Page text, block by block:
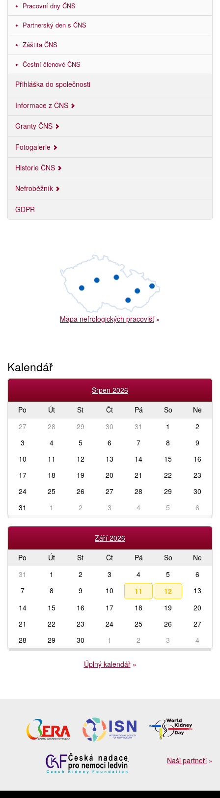
Pracovní dny ČNS
Partnerský den s ČNS
Záštita ČNS
Čestní členové ČNS
Přihláška do společnosti
Informace z ČNS
Granty ČNS
Fotogalerie
Historie ČNS
Nefroběžník
GDPR
Mapa nefrologických pracovišť»
Kalendář
Srpen 2026
Po
Út St Čt Pá So
Ne
27
28 29 30 31 1
2
3
4 5 6 7 8
9
10
11 12 13 14 15
16
17
18 19 20 21 22
23
24
25 26 27 28 29
30
31
1 2 3 4 5 6
Září 2026
Po
Út St Čt Pá So
Ne
31
1 2 3 4 5
6
7
8 9 10 11 12
13
14
15 16 17 18 19
20
21
22 23 24 25 26
27
28
29 30 1 2 3 4
Úplný kalendář»
Naši partneři »